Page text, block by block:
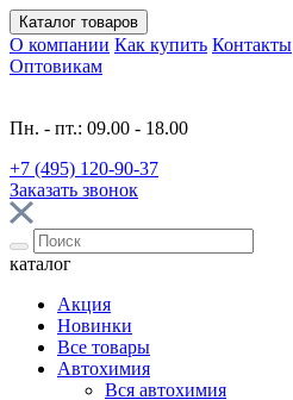
Каталог товаров
О компании Как купить Контакты
Оптовикам
Пн. - пт.: 09.00 - 18.00
+7 (495) 120-90-37
Заказать звонок
каталог
Акция
Новинки
Все товары
Автохимия
Вся автохимия